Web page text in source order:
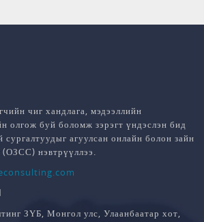
чиг хандлага, мэдээллийн
олгож буй боломж зэрэгт үндэслэн бид
сургалтуудыг агуулсан онлайн болон зайн
(ОЗСС) нэвтрүүллээ.
ЗҮБ, Монгол улс, Улаанбаатар хот,